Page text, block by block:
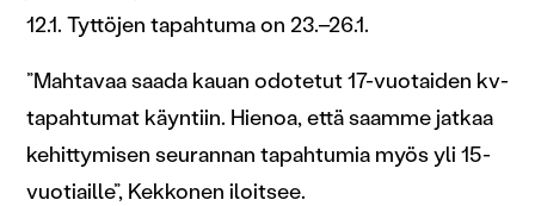
12.1. Tyttöjen tapahtuma on 23.–26.1.
”Mahtavaa saada kauan odotetut 17-vuotaiden kv-
tapahtumat käyntiin. Hienoa, että saamme jatkaa
kehittymisen seurannan tapahtumia myös yli 15-
vuotiaille”, Kekkonen iloitsee.